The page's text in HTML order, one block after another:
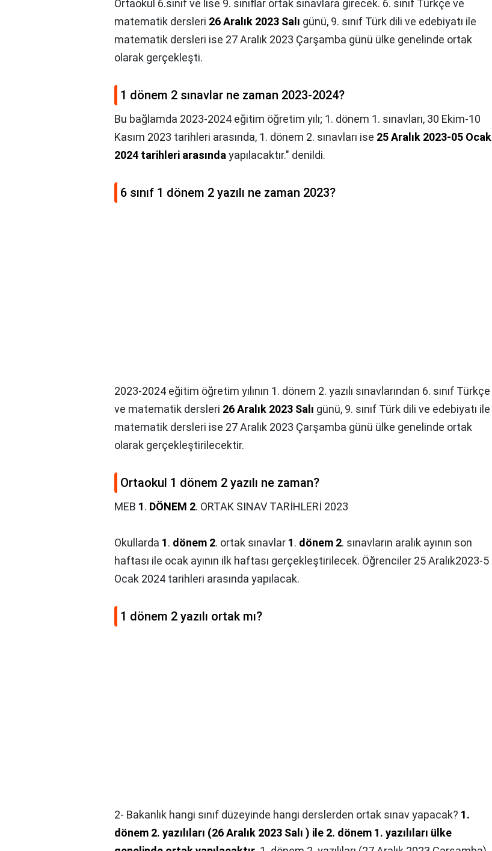
Ortaokul 6.sınıf ve lise 9. sınıflar ortak sınavlara girecek. 6. sınıf Türkçe ve
matematik dersleri 26 Aralık 2023 Salı günü, 9. sınıf Türk dili ve edebiyatı ile
matematik dersleri ise 27 Aralık 2023 Çarşamba günü ülke genelinde ortak
olarak gerçekleşti.
1 dönem 2 sınavlar ne zaman 2023-2024?
Bu bağlamda 2023-2024 eğitim öğretim yılı; 1. dönem 1. sınavları, 30 Ekim-10
Kasım 2023 tarihleri arasında, 1. dönem 2. sınavları ise 25 Aralık 2023-05 Ocak
2024 tarihleri arasındayapılacaktır." denildi.
6 sınıf 1 dönem 2 yazılı ne zaman 2023?
2023-2024 eğitim öğretim yılının 1. dönem 2. yazılı sınavlarından 6. sınıf Türkçe
ve matematik dersleri 26 Aralık 2023 Salı günü, 9. sınıf Türk dili ve edebiyatı ile
matematik dersleri ise 27 Aralık 2023 Çarşamba günü ülke genelinde ortak
olarak gerçekleştirilecektir.
Ortaokul 1 dönem 2 yazılı ne zaman?
MEB 1. DÖNEM 2. ORTAK SINAV TARİHLERİ 2023
Okullarda 1. dönem 2. ortak sınavlar 1. dönem 2. sınavların aralık ayının son
haftası ile ocak ayının ilk haftası gerçekleştirilecek. Öğrenciler 25 Aralık2023-5
Ocak 2024 tarihleri arasında yapılacak.
1 dönem 2 yazılı ortak mı?
2- Bakanlık hangi sınıf düzeyinde hangi derslerden ortak sınav yapacak? 1.
dönem 2. yazılıları (26 Aralık 2023 Salı ) ile 2. dönem 1. yazılıları ülke